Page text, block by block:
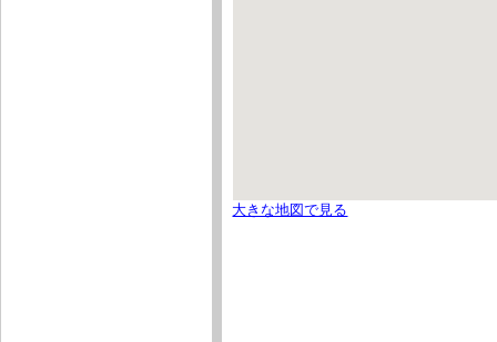
大きな地図で見る